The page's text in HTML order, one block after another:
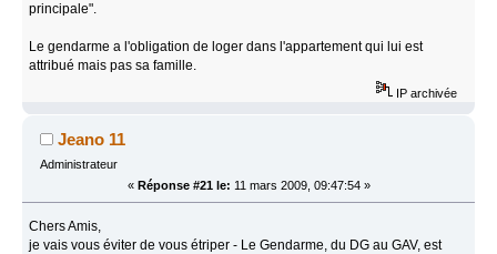
principale".
Le gendarme a l'obligation de loger dans l'appartement qui lui est
attribué mais pas sa famille.
IP archivée
Jeano 11
Administrateur
« Réponse #21 le: 11 mars 2009, 09:47:54 »
Chers Amis,
je vais vous éviter de vous étriper - Le Gendarme, du DG au GAV, est